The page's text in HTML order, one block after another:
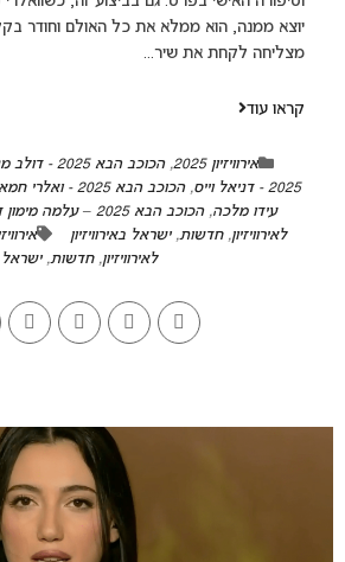
יוצא ממנה, הוא ממלא את כל האולם וחודר
מצליחה לקחת את שיר...
קראו עוד
אירוויזיון 2025 ,הכוכב הבא 2025 - דולב מנדלבאום
2025 - דניאל וייס
,הכוכב הבא 2025 - ואלרי חמאתי
עידו מלכה,הכוכב הבא 2025 – עלמה מימון דה רזון
לאירוויזיון,חדשות,ישראל באירוויזיון
לאירוויזיון,חדשות,ישראל